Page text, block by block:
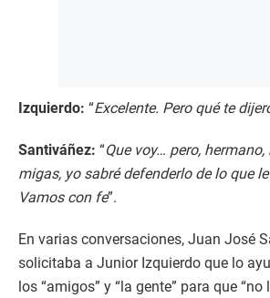
Izquierdo: “Excelente. Pero qué te
Santiváñez: “Que voy… pero,
migas, yo sabré defenderlo de lo que
Vamos con fe”.
En varias conversaciones, Juan José
solicitaba a Junior Izquierdo que lo
los “amigos” y “la gente” para que “no